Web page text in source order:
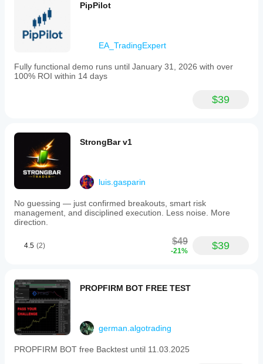
或使用
提供的
优化文
的表
现会
相同
表现
可能
行质
量而
异。
在您
自己
的环
境中
测试
人有
真实
使用
中的
表
现。
PipPilot
EA_TradingExpert
Fully functional demo runs until January 31, 2026 with over
100% ROI within 14 days
$39
StrongBar v1
luis.gasparin
No guessing — just confirmed breakouts, smart risk
management, and disciplined execution. Less noise. More
direction.
4.5 (2) $49
-21% $39
PROPFIRM BOT FREE TEST
german.algotrading
PROPFIRM BOT free Backtest until 11.03.2025